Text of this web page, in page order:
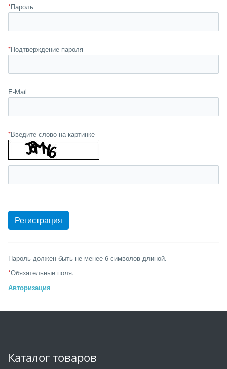
*Пароль
*Подтверждение пароля
E-Mail
*Введите слово на картинке
Пароль должен быть не менее 6 символов длиной.
*Обязательные поля.
Авторизация
Каталог товаров